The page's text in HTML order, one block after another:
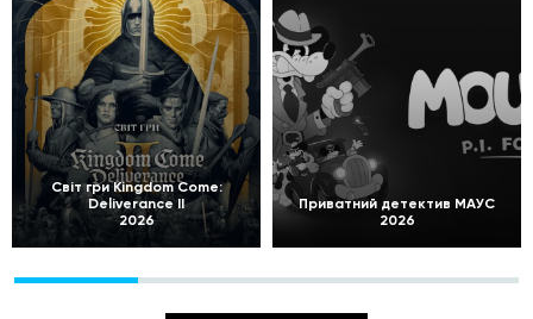
Світ гри Kingdom Come:
Deliverance II
2026
Приватний детектив МАУС
2026